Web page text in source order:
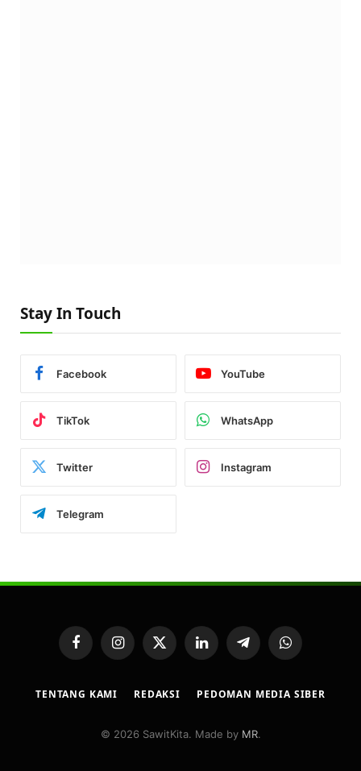
Stay In Touch
Facebook YouTube
TikTok WhatsApp
Twitter Instagram
Telegram
FacebookInstagram
X
LinkedInTelegramWhatsApp
TENTANG KAMI REDAKSI PEDOMAN MEDIA SIBER
© 2026 SawitKita. Made by MR.